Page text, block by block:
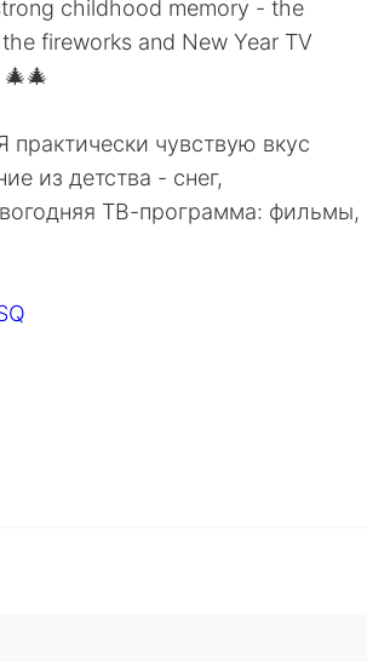
childhood memory - the
fireworks and New Year TV
чувствую вкус
из детства - снег,
ТВ-программа: фильмы,